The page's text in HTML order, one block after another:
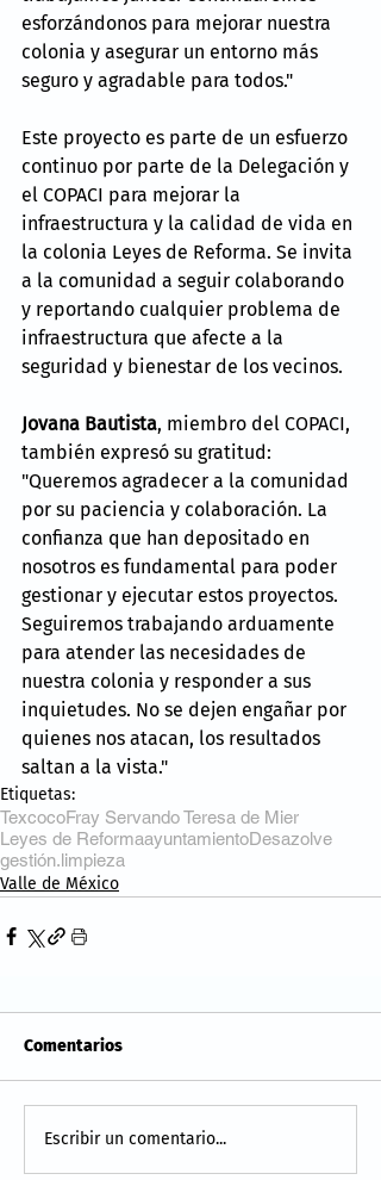
esforzándonos para mejorar nuestra
colonia y asegurar un entorno más
seguro y agradable para todos."
Este proyecto es parte de un esfuerzo
continuo por parte de la Delegación y
el COPACI para mejorar la
infraestructura y la calidad de vida en
la colonia Leyes de Reforma. Se invita
a la comunidad a seguir colaborando
y reportando cualquier problema de
infraestructura que afecte a la
seguridad y bienestar de los vecinos.
Jovana Bautista, miembro del COPACI,
también expresó su gratitud:
"Queremos agradecer a la comunidad
por su paciencia y colaboración. La
confianza que han depositado en
nosotros es fundamental para poder
gestionar y ejecutar estos proyectos.
Seguiremos trabajando arduamente
para atender las necesidades de
nuestra colonia y responder a sus
inquietudes. No se dejen engañar por
quienes nos atacan, los resultados
saltan a la vista."
Etiquetas:
TexcocoFray Servando Teresa de Mier
Leyes de ReformaayuntamientoDesazolve
gestión.limpieza
Valle de México
Comentarios
Escribir un comentario...